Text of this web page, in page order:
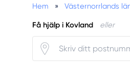
Hem » Västernorrlands
Få hjälp i Kovland eller